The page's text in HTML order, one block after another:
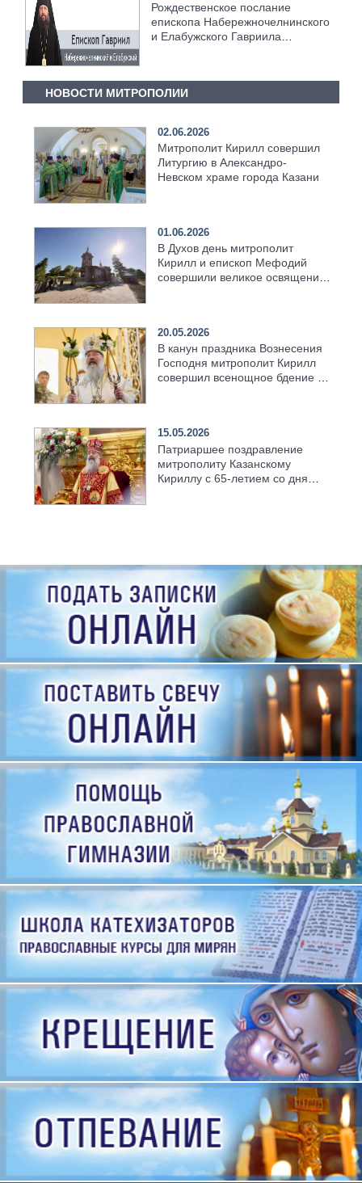
Рождественское послание
епископа Набережночелнинского
и Елабужского Гавриила
НОВОСТИ МИТРОПОЛИИ
02.06.2026
Митрополит Кирилл совершил
Литургию в Александро-
Невском храме города Казани
01.06.2026
В Духов день митрополит
Кирилл и епископ Мефодий
совершили великое освящение
20.05.2026
В канун праздника Вознесения
Господня митрополит Кирилл
совершил всенощное бдение в
15.05.2026
Патриаршее поздравление
митрополиту Казанскому
Кириллу с 65-летием со дня